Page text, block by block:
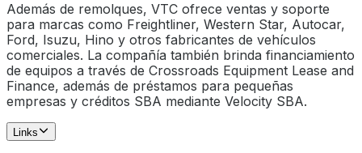
Además de remolques, VTC ofrece ventas y soporte
para marcas como Freightliner, Western Star, Autocar,
Ford, Isuzu, Hino y otros fabricantes de vehículos
comerciales. La compañía también brinda financiamiento
de equipos a través de Crossroads Equipment Lease and
Finance, además de préstamos para pequeñas
empresas y créditos SBA mediante Velocity SBA.
Links